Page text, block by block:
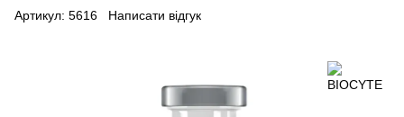
Артикул: 5616 Написати відгук